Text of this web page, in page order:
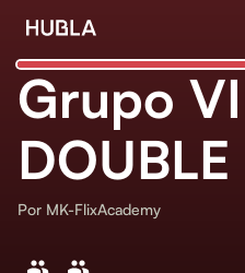
Grupo
Por MK-FlixAcademy